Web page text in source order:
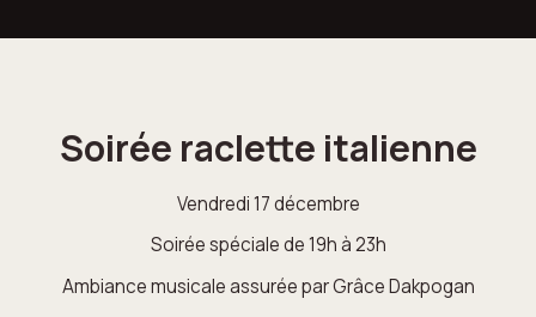
Soirée raclette italienne
Vendredi 17 décembre
Soirée spéciale de 19h à 23h
Ambiance musicale assurée par Grâce Dakpogan